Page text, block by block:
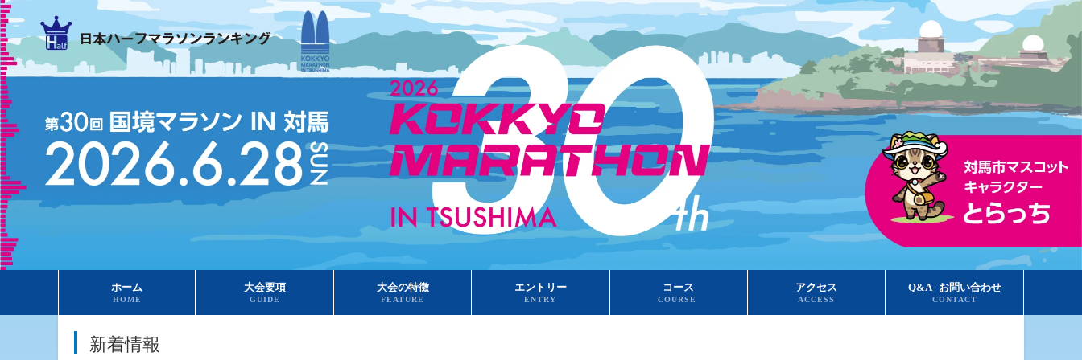
ホーム
HOME
大会要項
GUIDE
大会の特徴
FEATURE
エントリー
ENTRY
コース
COURSE
アクセス
ACCESS
Q&A | お問い合わせ
CONTACT
新着情報